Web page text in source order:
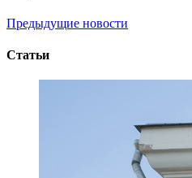
Предыдущие новости
Статьи